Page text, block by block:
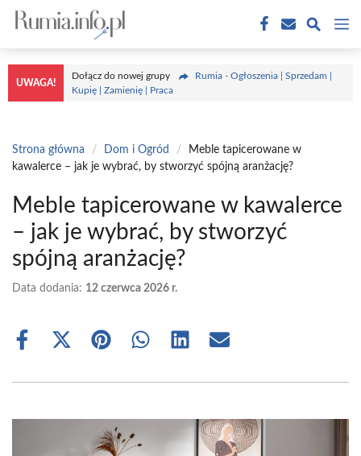
Przejdź
treści
UWAGA!
Dołącz do nowej grupy
Rumia - Ogłoszenia | Sprzedam |
Kupię | Zamienię | Praca
Strona główna / Dom i Ogród /
Meble tapicerowane w
kawalerce – jak je wybrać, by stworzyć spójną aranżację?
Meble tapicerowane w kawalerce
– jak je wybrać, by stworzyć
spójną aranżację?
Data dodania: 12 czerwca 2026 r.
Share
Share
(Twitter)
Share Share Share Share